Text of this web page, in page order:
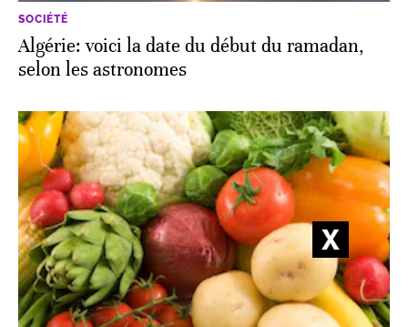
SOCIÉTÉ
Algérie: voici la date du début du ramadan,
selon les astronomes